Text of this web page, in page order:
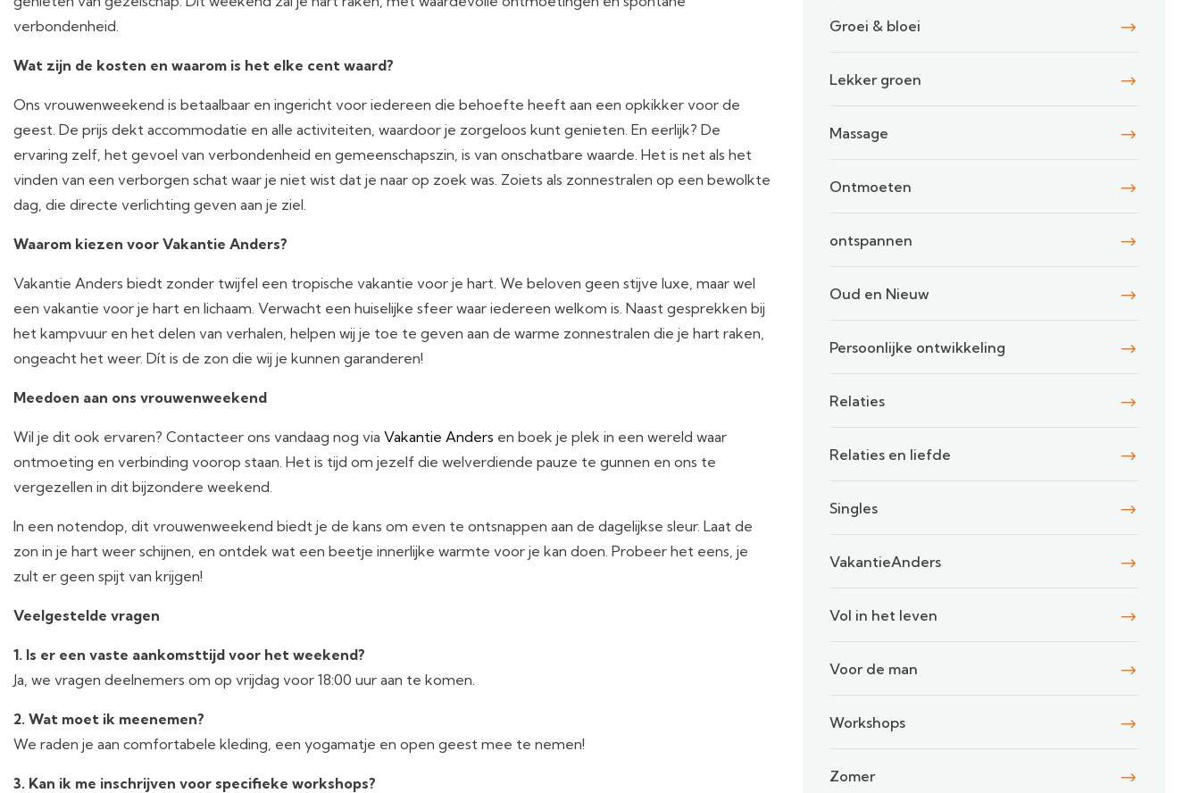
verbondenheid.
Wat zijn de kosten en waarom is het elke cent waard?
Ons vrouwenweekend is betaalbaar en ingericht voor iedereen die behoefte heeft aan een opkikker voor de
geest. De prijs dekt accommodatie en alle activiteiten, waardoor je zorgeloos kunt genieten. En eerlijk? De
ervaring zelf, het gevoel van verbondenheid en gemeenschapszin, is van onschatbare waarde. Het is net als het
vinden van een verborgen schat waar je niet wist dat je naar op zoek was. Zoiets als zonnestralen op een bewolkte
dag, die directe verlichting geven aan je ziel.
Waarom kiezen voor Vakantie Anders?
Vakantie Anders biedt zonder twijfel een tropische vakantie voor je hart. We beloven geen stijve luxe, maar wel
een vakantie voor je hart en lichaam. Verwacht een huiselijke sfeer waar iedereen welkom is. Naast gesprekken bij
het kampvuur en het delen van verhalen, helpen wij je toe te geven aan de warme zonnestralen die je hart raken,
ongeacht het weer. Dít is de zon die wij je kunnen garanderen!
Meedoen aan ons vrouwenweekend
Wil je dit ook ervaren? Contacteer ons vandaag nog via Vakantie Anders en boek je plek in een wereld waar
ontmoeting en verbinding voorop staan. Het is tijd om jezelf die welverdiende pauze te gunnen en ons te
vergezellen in dit bijzondere weekend.
In een notendop, dit vrouwenweekend biedt je de kans om even te ontsnappen aan de dagelijkse sleur. Laat de
zon in je hart weer schijnen, en ontdek wat een beetje innerlijke warmte voor je kan doen. Probeer het eens, je
zult er geen spijt van krijgen!
Veelgestelde vragen
1. Is er een vaste aankomsttijd voor het weekend?
Ja, we vragen deelnemers om op vrijdag voor 18:00 uur aan te komen.
2. Wat moet ik meenemen?
We raden je aan comfortabele kleding, een yogamatje en open geest mee te nemen!
3. Kan ik me inschrijven voor specifieke workshops?
Groei & bloei
Lekker groen
Massage
Ontmoeten
ontspannen
Oud en Nieuw
Persoonlijke ontwikkeling
Relaties
Relaties en liefde
Singles
VakantieAnders
Vol in het leven
Voor de man
Workshops
Zomer